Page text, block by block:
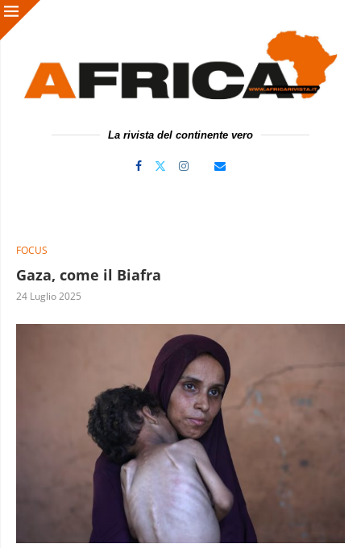
La rivista del continente vero
FOCUS
Gaza, come il Biafra
24 Luglio 2025